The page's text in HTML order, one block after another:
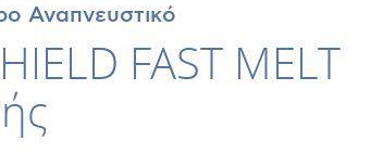
Αναπνευστικό
FAST MELT